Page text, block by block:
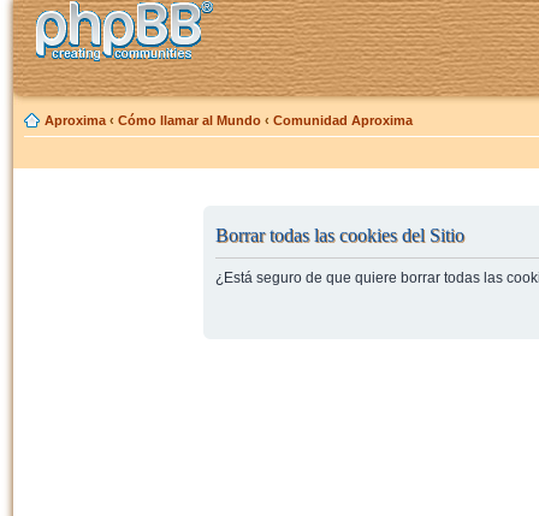
Aproxima ‹ Cómo llamar al Mundo ‹ Comunidad Aproxima
Borrar todas las cookies del Sitio
¿Está seguro de que quiere borrar todas las